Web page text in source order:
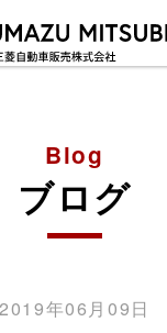
Blog
ブログ
2019年06月09日